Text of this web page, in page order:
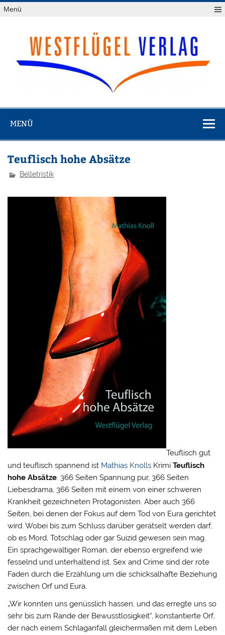
Zum
Inhalt
Menü
Verlag
MENÜ
Teuflisch hohe Absätze
Belletristik
Teuflisch gut
und teuflisch spannend ist Mathias Knolls KrimiTeuflisch
hohe Absätze. 366 Seiten Spannung pur, 366 Seiten
Liebesdrama, 366 Seiten mit einem von einer schweren
Krankheit gezeichneten Protagonisten. Aber auch 366
Seiten, bei denen der Fokus auf dem Tod von Eura gerichtet
wird. Wobei bis zum Schluss darüber gerätselt werden darf,
ob es Mord, Totschlag oder gar Suizid gewesen sein mag.
Ein sprachgewaltiger Roman, der ebenso ergreifend wie
fesselnd und unterhaltend ist. Sex and Crime sind der rote
Faden durch die Erzählung um die schicksalhafte Beziehung
zwischen Orf und Eura.
„Wir konnten uns genüsslich hassen, und das erregte uns so
sehr bis zum Rande der Bewusstlosigkeit“, konstantierte Orf,
der nach einem Schlaganfall gleichermaßen mit dem Leben